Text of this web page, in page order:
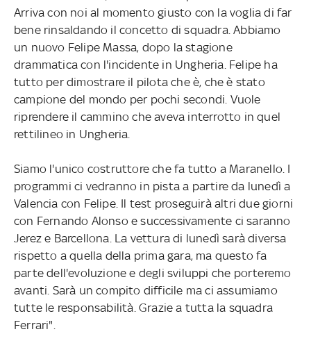
Arriva con noi al momento giusto con la voglia di far
bene rinsaldando il concetto di squadra. Abbiamo
un nuovo Felipe Massa, dopo la stagione
drammatica con l'incidente in Ungheria. Felipe ha
tutto per dimostrare il pilota che è, che è stato
campione del mondo per pochi secondi. Vuole
riprendere il cammino che aveva interrotto in quel
rettilineo in Ungheria.
Siamo l'unico costruttore che fa tutto a Maranello. I
programmi ci vedranno in pista a partire da lunedì a
Valencia con Felipe. Il test proseguirà altri due giorni
con Fernando Alonso e successivamente ci saranno
Jerez e Barcellona. La vettura di lunedì sarà diversa
rispetto a quella della prima gara, ma questo fa
parte dell'evoluzione e degli sviluppi che porteremo
avanti. Sarà un compito difficile ma ci assumiamo
tutte le responsabilità. Grazie a tutta la squadra
Ferrari".